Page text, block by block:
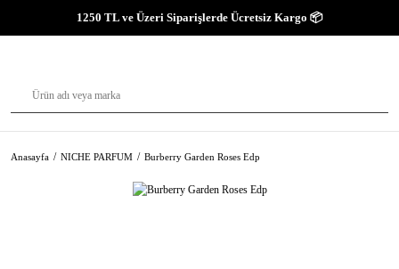
1250 TL ve Üzeri Siparişlerde Ücretsiz Kargo 📦
Anasayfa NICHE PARFUM Burberry Garden Roses Edp